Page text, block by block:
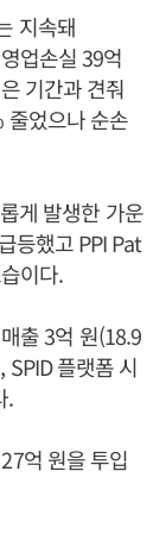
지속돼
업손실 39억
기간과 견줘
줄었으나 순손
게 발생한 가운
등했고 PPI Pat
이다.
출 3억 원(18.9
플랫폼 시
.
억 원을 투입